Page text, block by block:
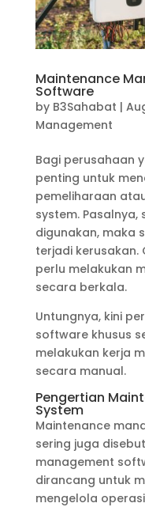
Maintenance
Software
by B3Sahabat |
Management
Bagi perusahaan
penting untuk
pemeliharaan
system. Pasalnya,
digunakan, maka
terjadi kerusakan.
perlu melakukan
secara berkala.
Untungnya, kini
software khusus
melakukan kerja
secara manual.
Pengertian
System
Maintenance
sering juga
management
dirancang untuk
mengelola